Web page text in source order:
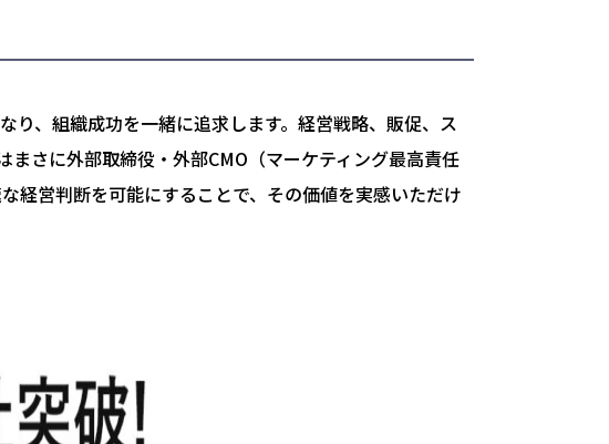
り、組織成功を一緒に追求します。経営戦略、販促、ス
さに外部取締役・外部CMO（マーケティング最高責任
経営判断を可能にすることで、その価値を実感いただけ